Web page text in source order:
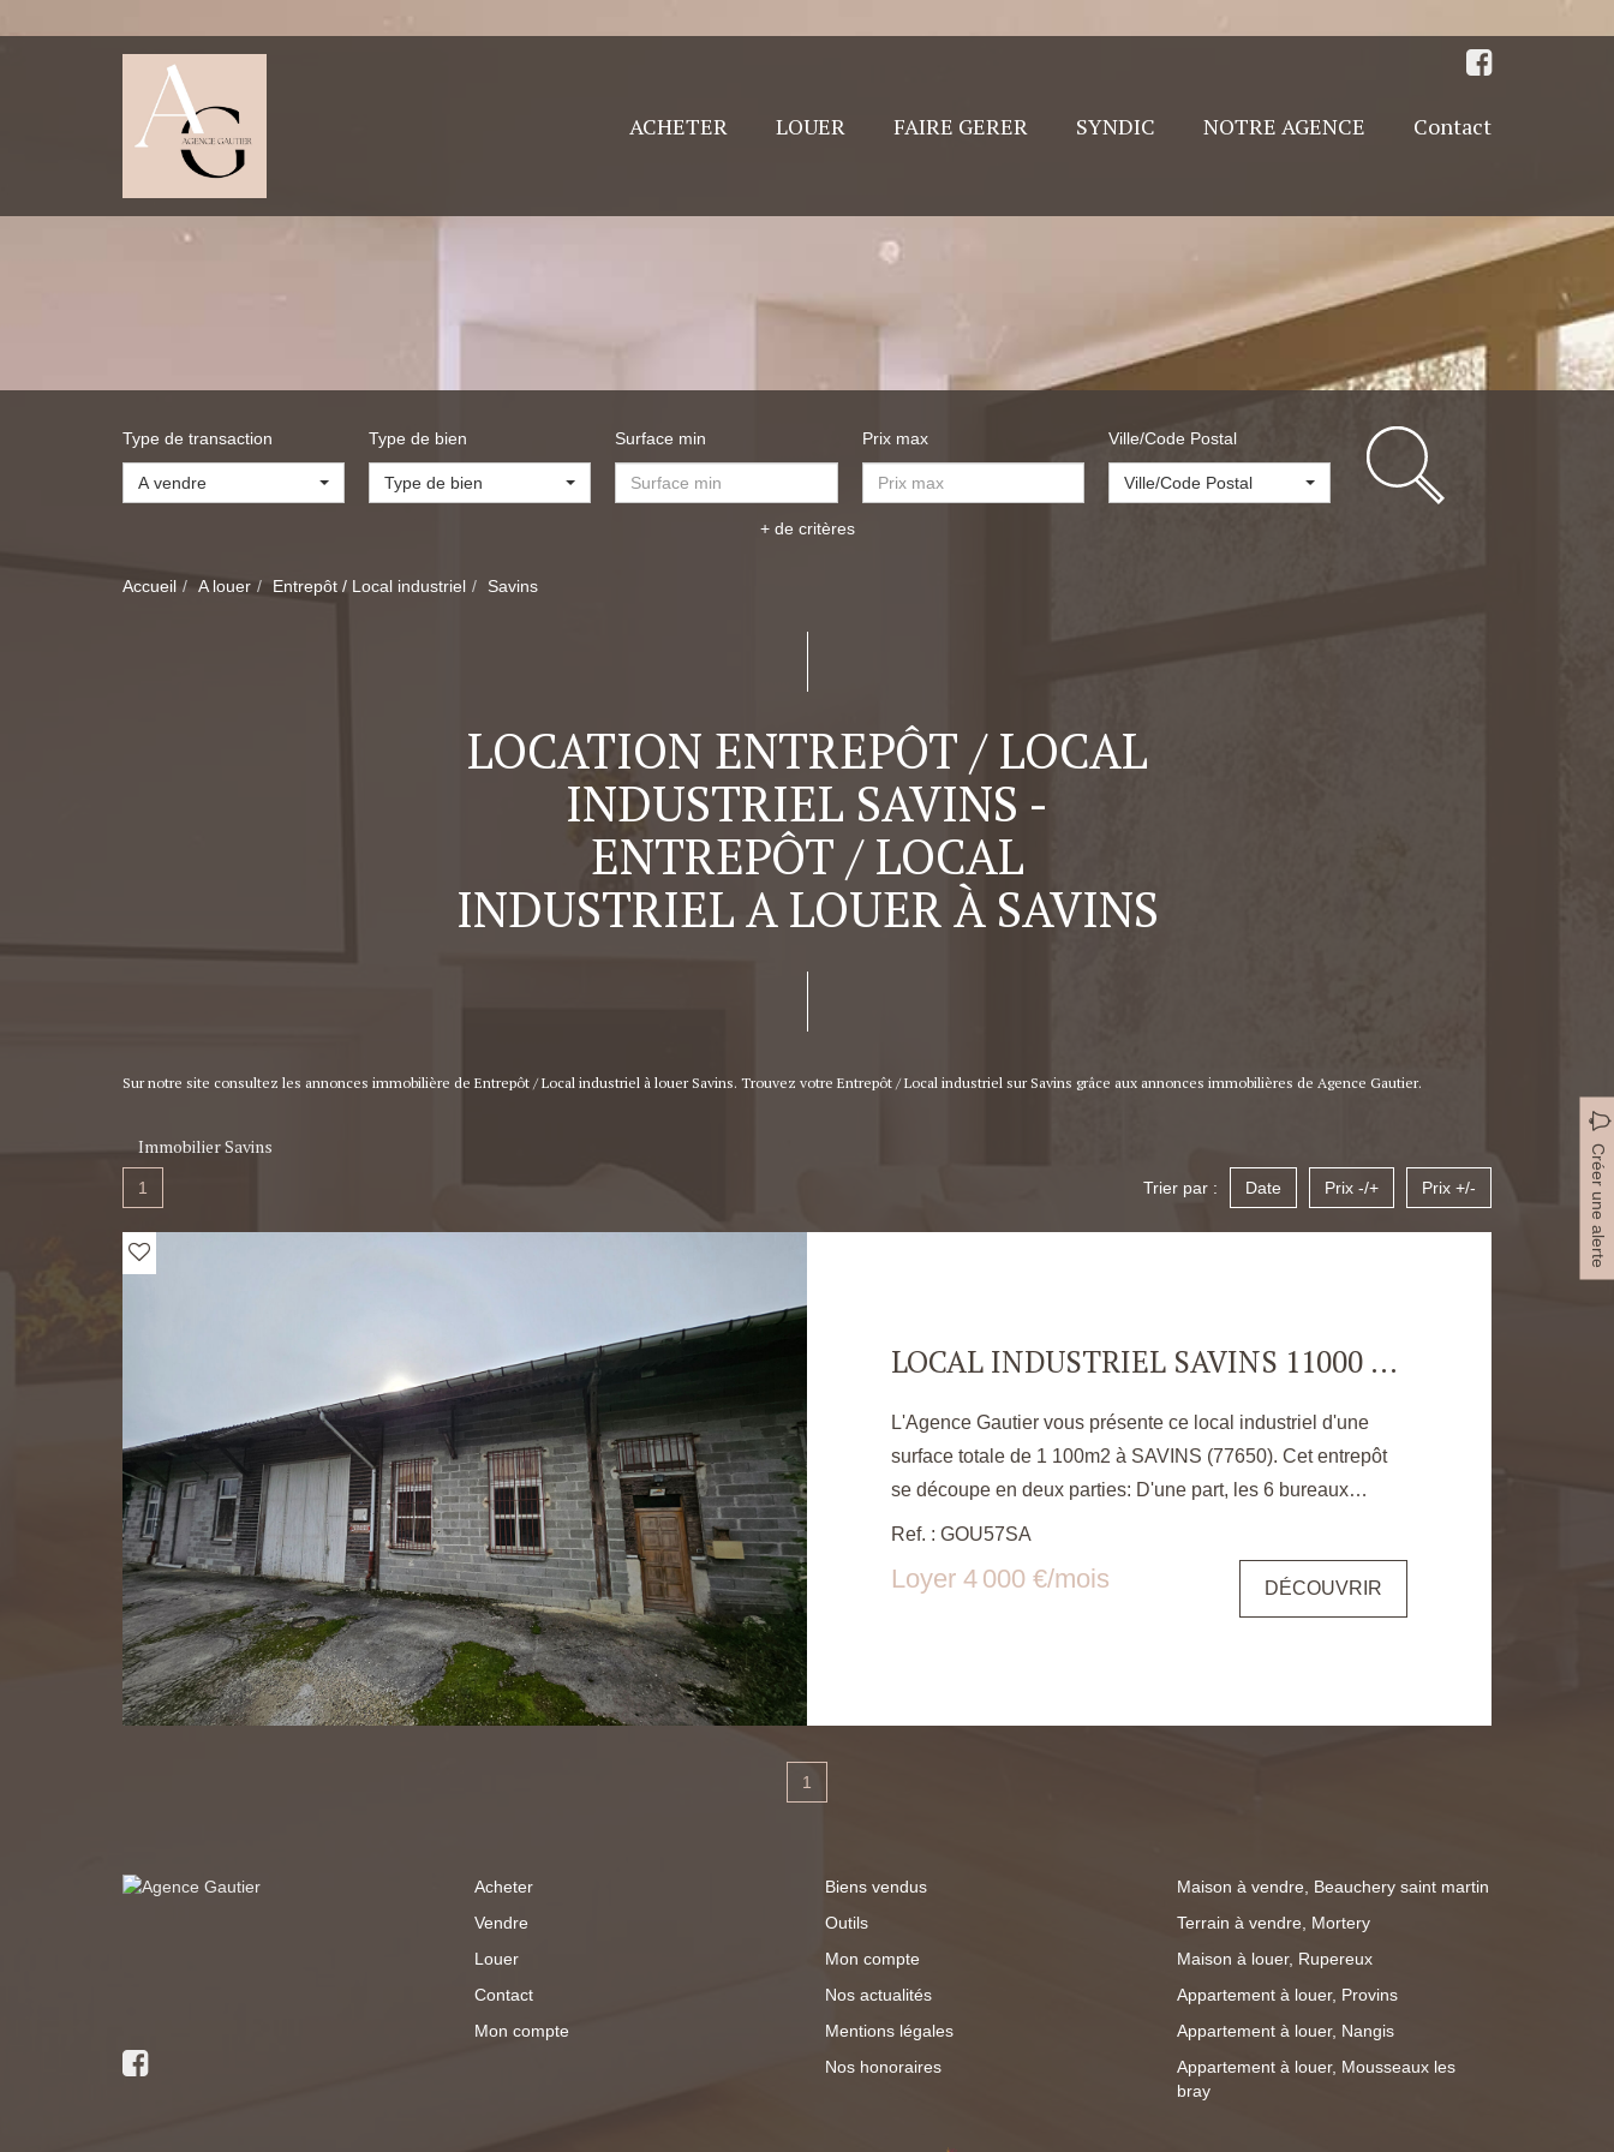
ACHETER LOUER FAIRE GERER SYNDIC NOTRE AGENCE Contact
Type de transaction
A vendre
Type de bien
Type de bien
Surface min Prix max Ville/Code Postal
Ville/Code Postal
+ de critères
Accueil A louer Entrepôt / Local industriel Savins
LOCATION ENTREPÔT / LOCAL
INDUSTRIEL SAVINS -
ENTREPÔT / LOCAL
INDUSTRIEL A LOUER À SAVINS
Sur notre site consultez les annonces immobilière de Entrepôt / Local industriel à louer Savins. Trouvez votre Entrepôt / Local industriel sur Savins grâce aux annonces immobilières de Agence Gautier.
Immobilier Savins Créer une alerte
1 Trier par : Date Prix -/+ Prix +/-
LOCAL INDUSTRIEL SAVINS 11000 M2
L'Agence Gautier vous présente ce local industriel d'une
surface totale de 1 100m2 à SAVINS (77650). Cet entrepôt
se découpe en deux parties: D'une part, les 6 bureaux
répartis sur deux étages avec trois pièces de stockage, un
accueil, une salle de repos , une pièce point d'eau et un WC.
D'autre part les 600m2 d'usine couverts avec deux portes de
hangar permettant de faire entrer les camions dans la partie
menuiserie est parfait pour toutes les activités industrielles
9600€. Vous pouvez consulter les risques auxquels ce bien
s'expose sur le site https://www.georisques.gouv.fr/
Ref. : GOU57SA
Loyer 4 000 €/mois DÉCOUVRIR
1
Acheter
Vendre
Louer
Contact
Mon compte
Biens vendus
Outils
Mon compte
Nos actualités
Mentions légales
Nos honoraires
Maison à vendre, Beauchery saint martin
Terrain à vendre, Mortery
Maison à louer, Rupereux
Appartement à louer, Provins
Appartement à louer, Nangis
Appartement à louer, Mousseaux les
bray